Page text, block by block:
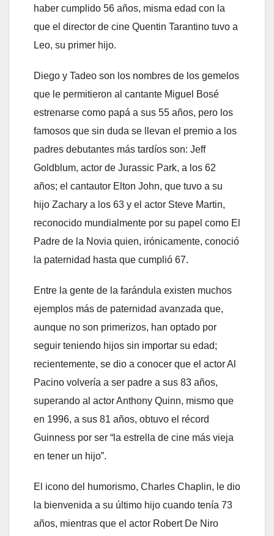
haber cumplido 56 años, misma edad con la
que el director de cine Quentin Tarantino tuvo a
Leo, su primer hijo.
Diego y Tadeo son los nombres de los gemelos
que le permitieron al cantante Miguel Bosé
estrenarse como papá a sus 55 años, pero los
famosos que sin duda se llevan el premio a los
padres debutantes más tardíos son: Jeff
Goldblum, actor de Jurassic Park, a los 62
años; el cantautor Elton John, que tuvo a su
hijo Zachary a los 63 y el actor Steve Martin,
reconocido mundialmente por su papel como El
Padre de la Novia quien, irónicamente, conoció
la paternidad hasta que cumplió 67.
Entre la gente de la farándula existen muchos
ejemplos más de paternidad avanzada que,
aunque no son primerizos, han optado por
seguir teniendo hijos sin importar su edad;
recientemente, se dio a conocer que el actor Al
Pacino volvería a ser padre a sus 83 años,
superando al actor Anthony Quinn, mismo que
en 1996, a sus 81 años, obtuvo el récord
Guinness por ser “la estrella de cine más vieja
en tener un hijo”.
El icono del humorismo, Charles Chaplin, le dio
la bienvenida a su último hijo cuando tenía 73
años, mientras que el actor Robert De Niro